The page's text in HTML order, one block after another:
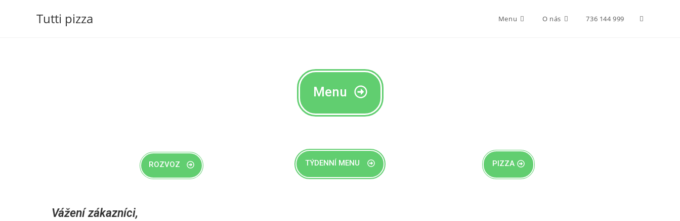
Tutti pizza Menu O nás 736 144 999
Menu
PIZZA
TÝDENNÍ MENU
ROZVOZ
Vážení zákazníci,